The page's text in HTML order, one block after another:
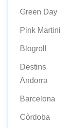
Green Day
Pink Martini
Blogroll
Destins
Andorra
Barcelona
Còrdoba